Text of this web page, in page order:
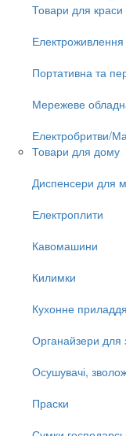
Товари для
Портативна та
Мережеве
Електробритви/
Товари для дому
Диспенсери для
Електроплити
Кавомашини
Килимки
Кухонне приладдя
Органайзери для
Осушувачі,
Праски